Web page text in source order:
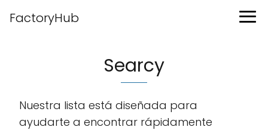
FactoryHub
Searcy
Nuestra lista está diseñada para
ayudarte a encontrar rápidamente